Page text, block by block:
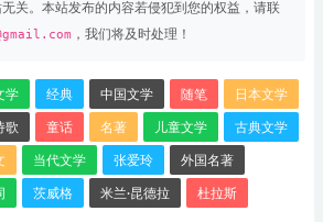
关。本站发布的内容若侵犯到您的权益，请联
，我们将及时处理！
学 经典 中国文学 随笔 日本文学
歌 童话 名著 儿童文学 古典文学
当代文学 张爱玲 外国名著
茨威格 米兰·昆德拉 杜拉斯